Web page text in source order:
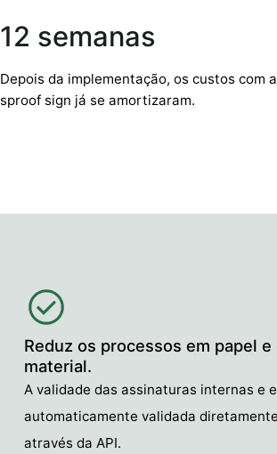
12 semanas
Depois da implementação, os custos com
sproof sign já se amortizaram.
Reduz os processos em papel
material.
A validade das assinaturas internas e
automaticamente validada
através da API.